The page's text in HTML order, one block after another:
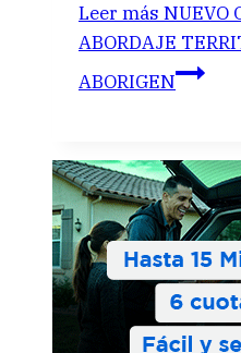
Leer más NUEVO
ABORDAJE
ABORIGEN